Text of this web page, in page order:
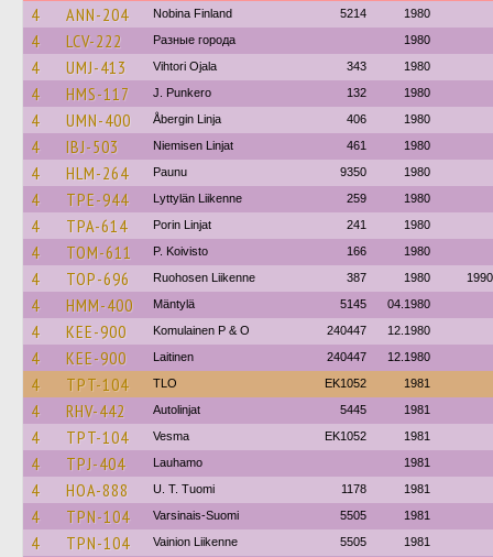
4 ANN-204 Nobina Finland 5214 1980
4 LCV-222 Разные города 1980
4 UMJ-413 Vihtori Ojala 343 1980
4 HMS-117 J. Punkero 132 1980
4 UMN-400 Åbergin Linja 406 1980
4 IBJ-503 Niemisen Linjat 461 1980
4 HLM-264 Paunu 9350 1980
4 TPE-944 Lyttylän Liikenne 259 1980
4 TPA-614 Porin Linjat 241 1980
4 TOM-611 P. Koivisto 166 1980
4 TOP-696 Ruohosen Liikenne 387 1980 1990
4 HMM-400 Mäntylä 5145 04.1980
4 KEE-900 Komulainen P & O 240447 12.1980
4 KEE-900 Laitinen 240447 12.1980
4 TPT-104 TLO EK1052 1981
4 RHV-442 Autolinjat 5445 1981
4 TPT-104 Vesma EK1052 1981
4 TPJ-404 Lauhamo 1981
4 HOA-888 U. T. Tuomi 1178 1981
4 TPN-104 Varsinais-Suomi 5505 1981
4 TPN-104 Vainion Liikenne 5505 1981